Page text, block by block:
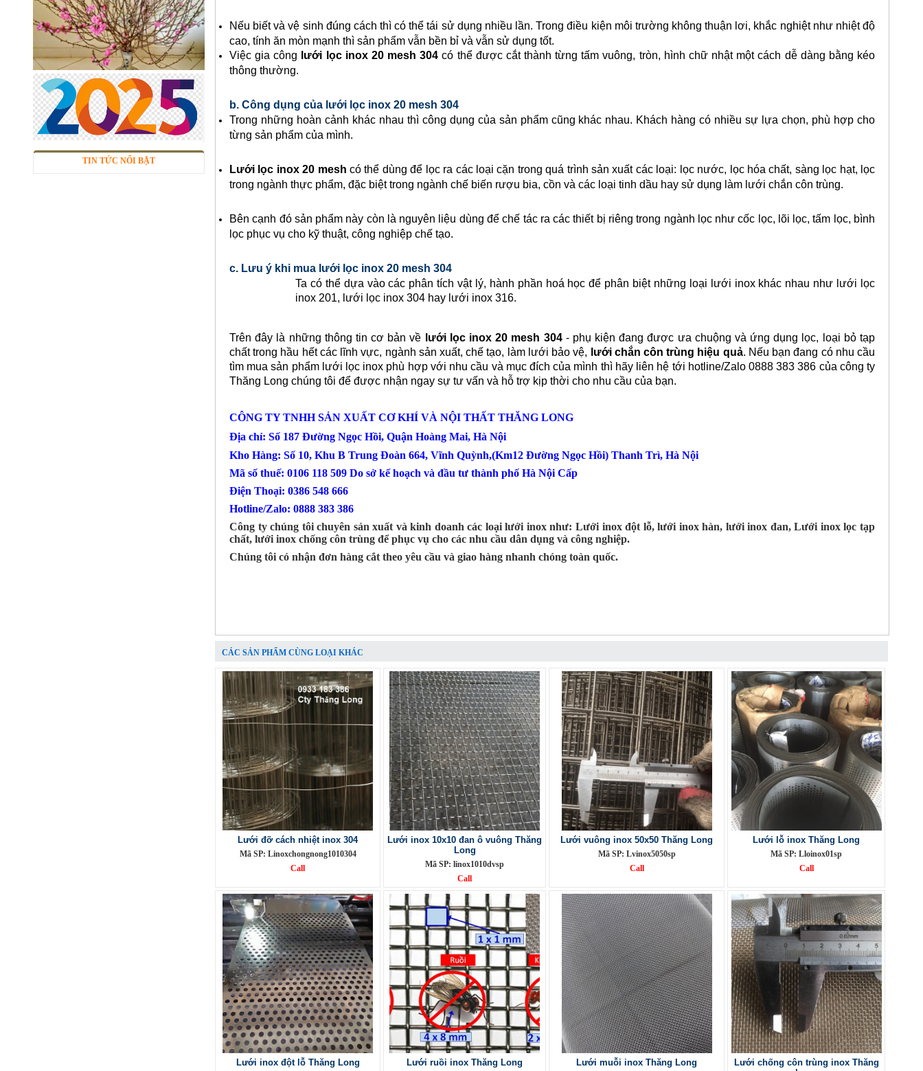
TIN TỨC NỔI BẬT
Nếu biết và vệ sinh đúng cách thì có thể tái sử dụng nhiều lần. Trong điều kiện môi trường không thuận lơi, khắc nghiệt như nhiệt độ
cao, tính ăn mòn mạnh thì sản phẩm vẫn bền bỉ và vẫn sử dụng tốt.
Việc gia công lưới lọc inox20 mesh 304 có thể được cắt thành từng tấm vuông, tròn, hình chữ nhật một cách dễ dàng bằng kéo
thông thường.
b. Công dụng của lưới lọc inox 20 mesh 304
Trong những hoàn cảnh khác nhau thì công dụng của sản phẩm cũng khác nhau. Khách hàng có nhiều sự lựa chọn, phù hợp cho
từng sản phẩm của mình.
Lưới lọc inox20 mesh có thể dùng để lọc ra các loại cặn trong quá trình sản xuất các loại: lọc nước, lọc hóa chất, sàng lọc hạt, lọc
trong ngành thực phẩm, đặc biệt trong ngành chế biến rượu bia, cồn và các loại tinh dầu hay sử dụng làm lưới chắn côn trùng.
Bên cạnh đó sản phẩm này còn là nguyên liệu dùng để chế tác ra các thiết bị riêng trong ngành lọc như cốc lọc, lõi lọc, tấm lọc, bình
lọc phục vụ cho kỹ thuật, công nghiệp chế tạo.
c. Lưu ý khi mua lưới lọc inox 20 mesh 304
Ta có thể dựa vào các phân tích vật lý, hành phần hoá học để phân biệt những loại lưới inox khác nhau như lưới lọc
inox 201, lưới lọc inox 304 hay lưới inox 316.
Trên đây là những thông tin cơ bản về lưới lọc inox20 mesh 304- phụ kiện đang được ưa chuộng và ứng dụng lọc, loại bỏ tạp
chất trong hầu hết các lĩnh vực, ngành sản xuất, chế tạo, làm lưới bảo vệ,
lưới chắn côn trùng hiệu quả. Nếu bạn đang có nhu cầu
tìm mua sản phẩm lưới lọc inox phù hợp với nhu cầu và mục đích của mình thì hãy liên hệ tới hotline/Zalo 0888 383 386 của công ty
Thăng Long chúng tôi để được nhận ngay sự tư vấn và hỗ trợ kịp thời cho nhu cầu của bạn.
CÔNG TY TNHH SẢN XUẤT CƠ KHÍ VÀ NỘI THẤT THĂNG LONG
Địa chỉ: Số 187 Đường Ngọc Hồi, Quận Hoàng Mai, Hà Nội
Kho Hàng: Số 10, Khu B Trung Đoàn 664, Vĩnh Quỳnh,(Km12 Đường Ngọc Hồi) Thanh Trì, Hà Nội
Mã số thuế: 0106 118 509 Do sở kế hoạch và đầu tư thành phố Hà Nội Cấp
Điện Thoại: 0386 548 666
Hotline/Zalo: 0888 383 386
Công ty chúng tôi chuyên sản xuất và kinh doanh các loại lưới inox như: Lưới inox đột lỗ, lưới inox hàn, lưới inox đan, Lưới inox lọc tạp
chất, lưới inox chống côn trùng để phục vụ cho các nhu cầu dân dụng và công nghiệp.
Chúng tôi có nhận đơn hàng cắt theo yêu cầu và giao hàng nhanh chóng toàn quốc.
CÁC SẢN PHẨM CÙNG LOẠI KHÁC
Lưới đỡ cách nhiệt inox 304
Mã SP: Linoxchongnong1010304
Call
Lưới inox 10x10 đan ô vuông Thăng
Long
Mã SP: linox1010dvsp
Call
Lưới vuông inox 50x50 Thăng Long
Mã SP: Lvinox5050sp
Call
Lưới lỗ inox Thăng Long
Mã SP: Lloinox01sp
Call
Lưới inox đột lỗ Thăng Long Lưới ruồi inox Thăng Long Lưới muỗi inox Thăng Long
Lưới chống côn trùng inox Thăng